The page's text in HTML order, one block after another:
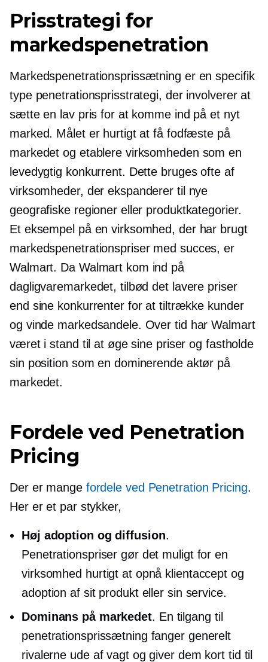
Prisstrategi for
markedspenetration
Markedspenetrationsprissætning er en specifik
type penetrationsprisstrategi, der involverer at
sætte en lav pris for at komme ind på et nyt
marked. Målet er hurtigt at få fodfæste på
markedet og etablere virksomheden som en
levedygtig konkurrent. Dette bruges ofte af
virksomheder, der ekspanderer til nye
geografiske regioner eller produktkategorier.
Et eksempel på en virksomhed, der har brugt
markedspenetrationspriser med succes, er
Walmart. Da Walmart kom ind på
dagligvaremarkedet, tilbød det lavere priser
end sine konkurrenter for at tiltrække kunder
og vinde markedsandele. Over tid har Walmart
været i stand til at øge sine priser og fastholde
sin position som en dominerende aktør på
markedet.
Fordele ved Penetration
Pricing
Der er mange fordele ved Penetration Pricing.
Her er et par stykker,
Høj adoption og diffusion.
Penetrationspriser gør det muligt for en
virksomhed hurtigt at opnå klientaccept og
adoption af sit produkt eller sin service.
Dominans på markedet. En tilgang til
penetrationsprissætning fanger generelt
rivalerne ude af vagt og giver dem kort tid til